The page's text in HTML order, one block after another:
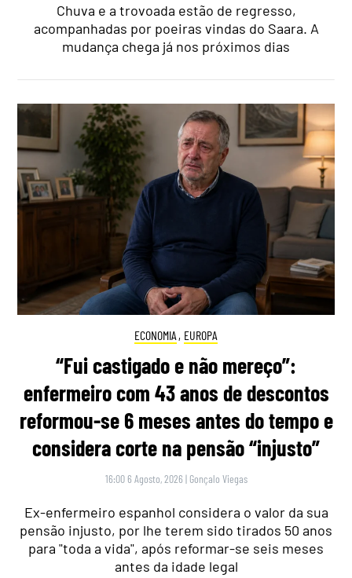
Chuva e a trovoada estão de regresso,
acompanhadas por poeiras vindas do Saara. A
mudança chega já nos próximos dias
ECONOMIA , EUROPA
“Fui castigado e não mereço”:
enfermeiro com 43 anos de descontos
reformou-se 6 meses antes do tempo e
considera corte na pensão “injusto”
16:00 6 Agosto, 2026 | Gonçalo Viegas
Ex-enfermeiro espanhol considera o valor da sua
pensão injusto, por lhe terem sido tirados 50 anos
para "toda a vida", após reformar-se seis meses
antes da idade legal